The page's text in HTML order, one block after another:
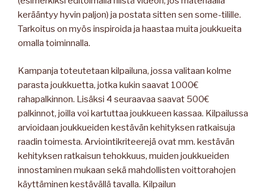
kerääntyy hyvin paljon) ja postata sitten sen some-tilille.
Tarkoitus on myös inspiroida ja haastaa muita joukkueita
omalla toiminnalla.
Kampanja toteutetaan kilpailuna, jossa valitaan kolme
parasta joukkuetta, jotka kukin saavat 1000€
rahapalkinnon. Lisäksi 4 seuraavaa saavat 500€
palkinnot, joilla voi kartuttaa joukkueen kassaa. Kilpailussa
arvioidaan joukkueiden kestävän kehityksen ratkaisuja
raadin toimesta. Arviointikriteerejä ovat mm. kestävän
kehityksen ratkaisun tehokkuus, muiden joukkueiden
innostaminen mukaan sekä mahdollisten voittorahojen
käyttäminen kestävällä tavalla. Kilpailun